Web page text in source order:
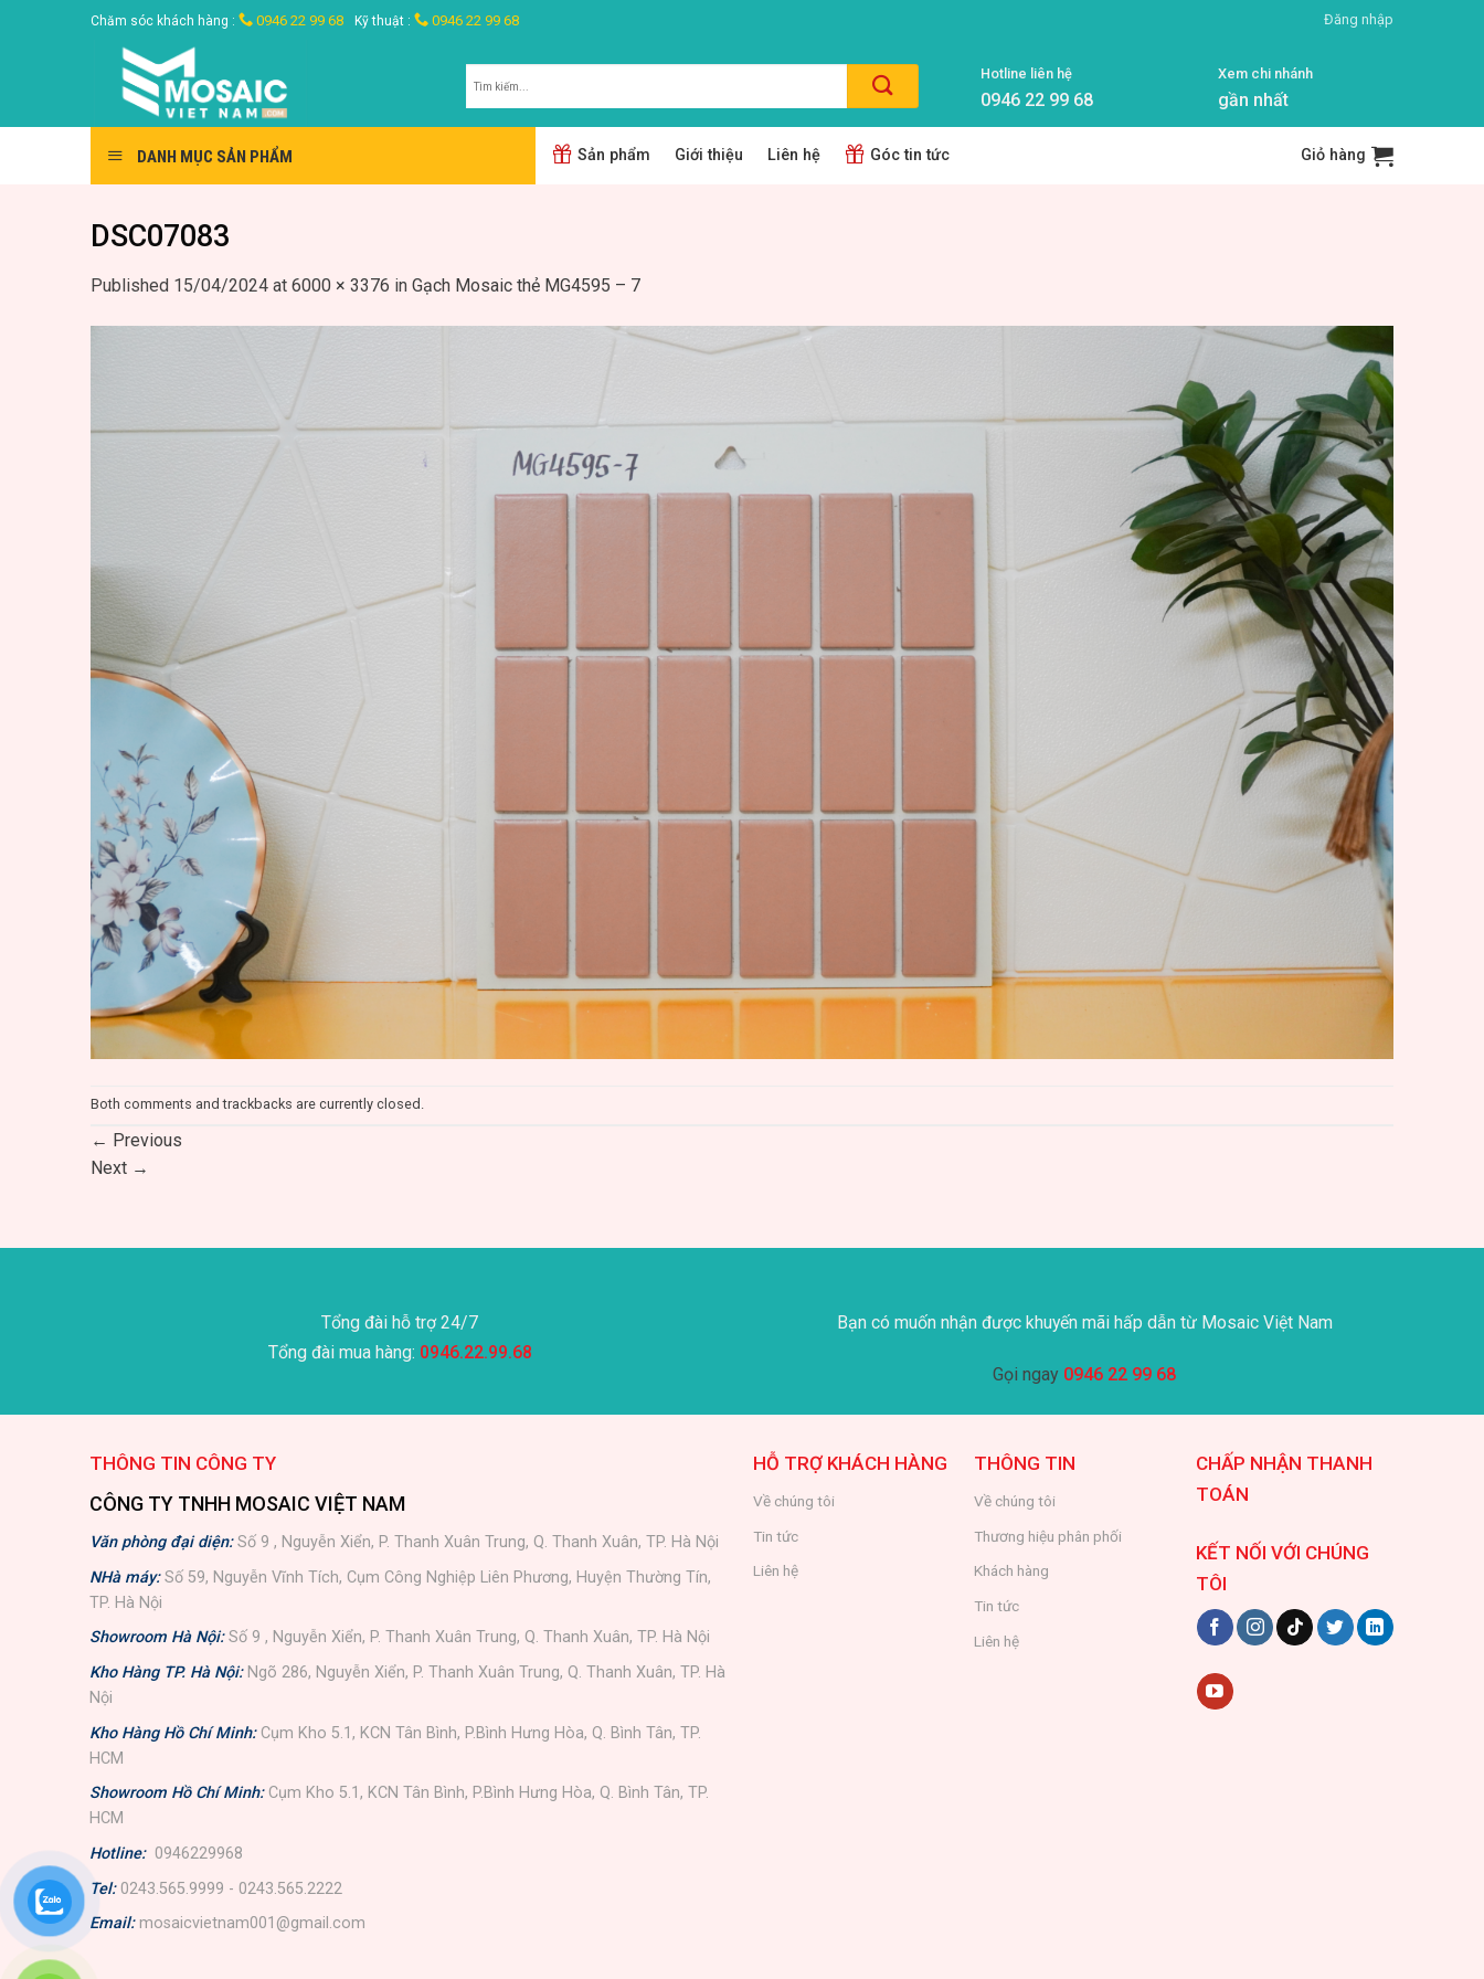
Chăm sóc khách hàng : 0946 22 99 68 Kỹ thuật : 0946 22 99 68 Đăng nhập
Hotline liên hệ
0946 22 99 68
Xem chi nhánh
gần nhất
DANH MỤC SẢN PHẨM Sản phẩm Giới thiệu Liên hệ Góc tin tức Giỏ hàng
DSC07083
Published 15/04/2024 at 6000 × 3376 in Gạch Mosaic thẻ MG4595 – 7
Both comments and trackbacks are currently closed.
← Previous
Next →
Tổng đài hỗ trợ 24/7
Tổng đài mua hàng: 0946.22.99.68
Bạn có muốn nhận được khuyến mãi hấp dẫn từ Mosaic Việt Nam
Gọi ngay 0946 22 99 68
THÔNG TIN CÔNG TY
CÔNG TY TNHH MOSAIC VIỆT NAM
Văn phòng đại diện:Số 9 , Nguyễn Xiển, P. Thanh Xuân Trung, Q. Thanh Xuân, TP. Hà Nội
NHà máy: Số 59, Nguyễn Vĩnh Tích, Cụm Công Nghiệp Liên Phương, Huyện Thường Tín,
TP. Hà Nội
Showroom Hà Nội: Số 9 , Nguyễn Xiển, P. Thanh Xuân Trung, Q. Thanh Xuân, TP. Hà Nội
Kho Hàng TP. Hà Nội: Ngõ 286, Nguyễn Xiển, P. Thanh Xuân Trung, Q. Thanh Xuân, TP. Hà
Nội
Kho Hàng Hồ Chí Minh: Cụm Kho 5.1, KCN Tân Bình, P.Bình Hưng Hòa, Q. Bình Tân, TP.
HCM
Showroom Hồ Chí Minh: Cụm Kho 5.1, KCN Tân Bình, P.Bình Hưng Hòa, Q. Bình Tân, TP.
HCM
Hotline: 0946229968
Tel: 0243.565.9999 - 0243.565.2222
Email: mosaicvietnam001@gmail.com
HỖ TRỢ KHÁCH HÀNG
Về chúng tôi
Tin tức
Liên hệ
THÔNG TIN
Về chúng tôi
Thương hiệu phân phối
Khách hàng
Tin tức
Liên hệ
CHẤP NHẬN THANH
TOÁN
KẾT NỐI VỚI CHÚNG
TÔI